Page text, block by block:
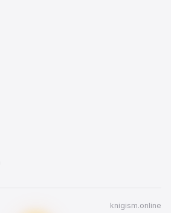
knigism.online